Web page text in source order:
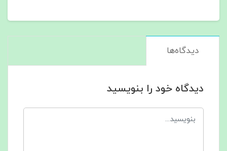
دیدگاه‌ها
دیدگاه خود را بنویسید